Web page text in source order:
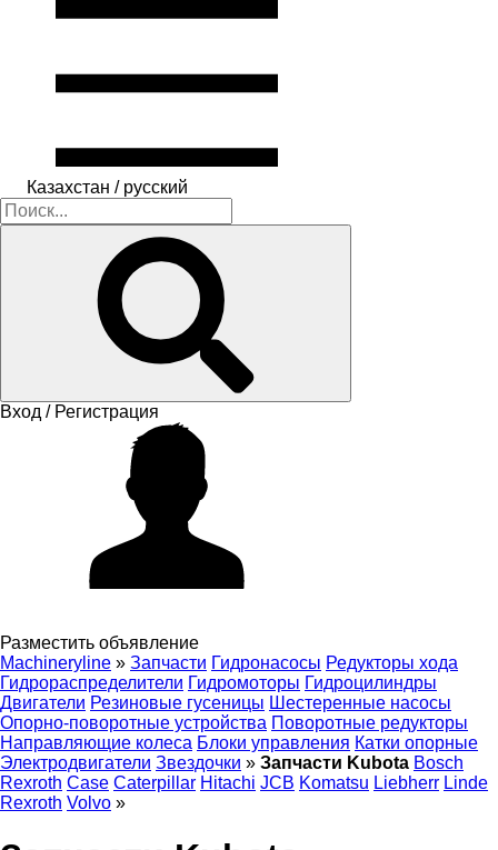
Казахстан / русский
Вход / Регистрация
Разместить объявление
Machineryline » Запчасти Гидронасосы Редукторы хода
Гидрораспределители Гидромоторы Гидроцилиндры
Двигатели Резиновые гусеницы Шестеренные насосы
Опорно-поворотные устройства Поворотные редукторы
Направляющие колеса Блоки управления Катки опорные
Электродвигатели Звездочки » Запчасти Kubota Bosch
Rexroth Case Caterpillar Hitachi JCB Komatsu Liebherr Linde
Rexroth Volvo »